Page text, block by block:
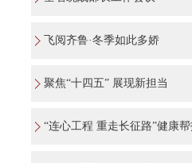
飞阅齐鲁·冬季如此多娇
聚焦“十四五” 展现新担当
“连心工程 重走长征路”健康